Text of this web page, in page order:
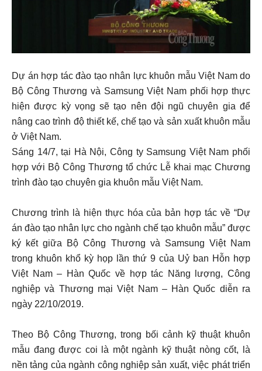
Dự án hợp tác đào tạo nhân lực khuôn mẫu Việt Nam do
Bộ Công Thương và Samsung Việt Nam phối hợp thực
hiện được kỳ vọng sẽ tạo nên đội ngũ chuyên gia để
nâng cao trình độ thiết kế, chế tạo và sản xuất khuôn mẫu
ở Việt Nam.
Sáng 14/7, tại Hà Nội, Công ty Samsung Việt Nam phối
hợp với Bộ Công Thương tổ chức Lễ khai mạc Chương
trình đào tạo chuyên gia khuôn mẫu Việt Nam.
Chương trình là hiện thực hóa của bản hợp tác về “Dự
án đào tạo nhân lực cho ngành chế tạo khuôn mẫu” được
ký kết giữa Bộ Công Thương và Samsung Việt Nam
trong khuôn khổ kỳ họp lần thứ 9 của Uỷ ban Hỗn hợp
Việt Nam – Hàn Quốc về hợp tác Năng lượng, Công
nghiệp và Thương mại Việt Nam – Hàn Quốc diễn ra
ngày 22/10/2019.
Theo Bộ Công Thương, trong bối cảnh kỹ thuật khuôn
mẫu đang được coi là một ngành kỹ thuật nòng cốt, là
nền tảng của ngành công nghiệp sản xuất, việc phát triển